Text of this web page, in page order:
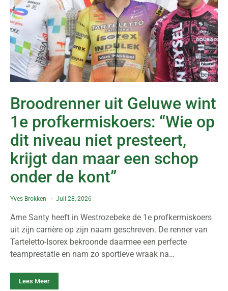
Broodrenner uit Geluwe wint
1e profkermiskoers: “Wie op
dit niveau niet presteert,
krijgt dan maar een schop
onder de kont”
Yves Brokken Juli 28, 2026
Arne Santy heeft in Westrozebeke de 1e profkermiskoers
uit zijn carrière op zijn naam geschreven. De renner van
Tarteletto-Isorex bekroonde daarmee een perfecte
teamprestatie en nam zo sportieve wraak na…
Lees Meer